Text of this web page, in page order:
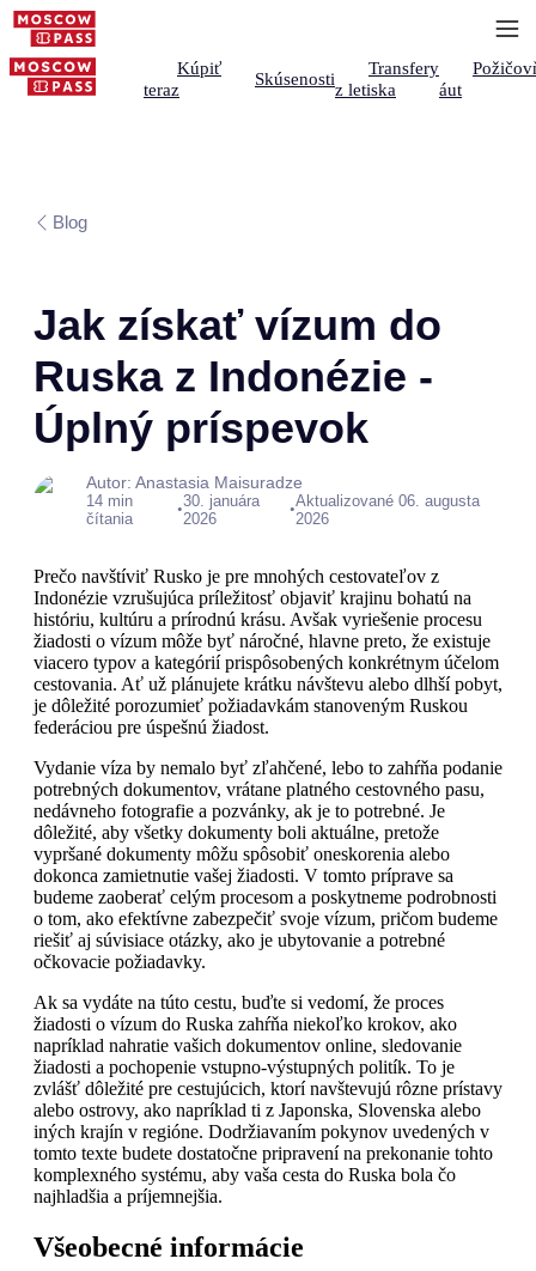
Kúpiť
teraz
Skúsenosti
Transfery
z letiska
áut
Blog
Jak získať vízum do
Ruska z Indonézie -
Úplný príspevok
Autor: Anastasia Maisuradze
14 min
čítania
•30. januára
2026
•Aktualizované 06. augusta
2026
Prečo navštíviť Rusko je pre mnohých cestovateľov z
Indonézie vzrušujúca príležitosť objaviť krajinu bohatú na
históriu, kultúru a prírodnú krásu. Avšak vyriešenie procesu
žiadosti o vízum môže byť náročné, hlavne preto, že existuje
viacero typov a kategórií prispôsobených konkrétnym účelom
cestovania. Ať už plánujete krátku návštevu alebo dlhší pobyt,
je dôležité porozumieť požiadavkám stanoveným Ruskou
federáciou pre úspešnú žiadost.
Vydanie víza by nemalo byť zľahčené, lebo to zahŕňa podanie
potrebných dokumentov, vrátane platného cestovného pasu,
nedávneho fotografie a pozvánky, ak je to potrebné. Je
dôležité, aby všetky dokumenty boli aktuálne, pretože
vypršané dokumenty môžu spôsobiť oneskorenia alebo
dokonca zamietnutie vašej žiadosti. V tomto príprave sa
budeme zaoberať celým procesom a poskytneme podrobnosti
o tom, ako efektívne zabezpečiť svoje vízum, pričom budeme
riešiť aj súvisiace otázky, ako je ubytovanie a potrebné
očkovacie požiadavky.
Ak sa vydáte na túto cestu, buďte si vedomí, že proces
žiadosti o vízum do Ruska zahŕňa niekoľko krokov, ako
napríklad nahratie vašich dokumentov online, sledovanie
žiadosti a pochopenie vstupno-výstupných politík. To je
zvlášť dôležité pre cestujúcich, ktorí navštevujú rôzne prístavy
alebo ostrovy, ako napríklad ti z Japonska, Slovenska alebo
iných krajín v regióne. Dodržiavaním pokynov uvedených v
tomto texte budete dostatočne pripravení na prekonanie tohto
komplexného systému, aby vaša cesta do Ruska bola čo
najhladšia a príjemnejšia.
Všeobecné informácie